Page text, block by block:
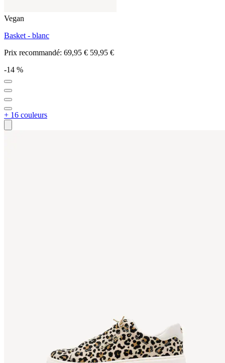
Vegan
Basket - blanc
Prix recommandé: 69,95 € 59,95 €
-14 %
+ 16 couleurs